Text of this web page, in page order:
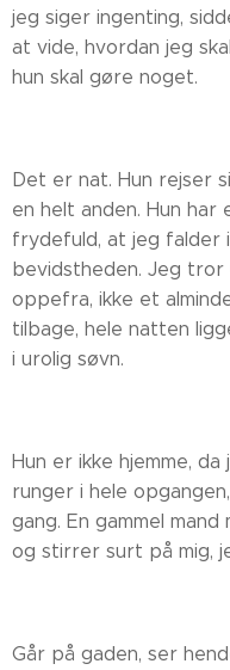
jeg siger ingenting,
at vide, hvordan jeg
hun skal gøre noget.
Det er nat. Hun rejser
en helt anden. Hun
frydefuld, at jeg falder
bevidstheden. Jeg
oppefra, ikke et
tilbage, hele natten
i urolig søvn.
Hun er ikke hjemme,
runger i hele
gang. En gammel
og stirrer surt på mig,
Går på gaden, ser